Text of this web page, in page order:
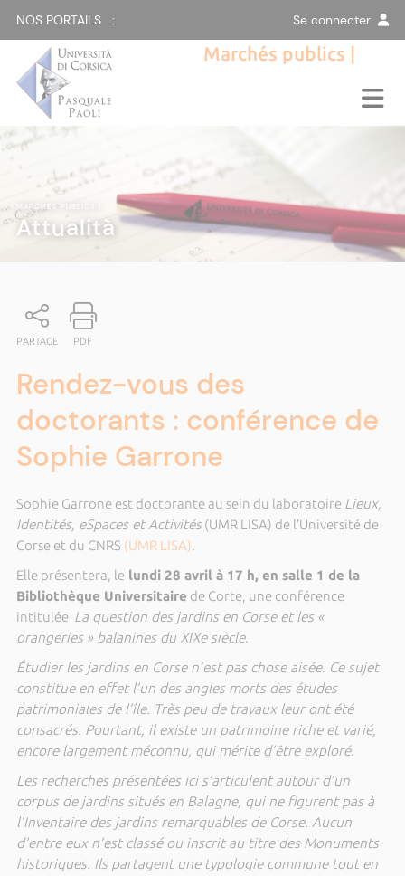
NOS PORTAILS : Se connecter
Marchés publics |
MARCHÉS PUBLICS
Attualità
PARTAGE PDF
Rendez-vous des
doctorants : conférence de
Sophie Garrone
Sophie Garrone est doctorante au sein du laboratoire Lieux,
Identités, eSpaces et Activités(UMR LISA) de l’Université de
Corse et du CNRS (UMR LISA).
Elle présentera, lelundi 28 avril à 17 h, en salle 1 de la
Bibliothèque Universitaire de Corte, une conférence
intitulée La question des jardins en Corse et les «
orangeries » balanines du XIXe siècle.
Étudier les jardins en Corse n’est pas chose aisée. Ce sujet
constitue en effet l’un des angles morts des études
patrimoniales de l’île. Très peu de travaux leur ont été
consacrés. Pourtant, il existe un patrimoine riche et varié,
encore largement méconnu, qui mérite d’être exploré.
Les recherches présentées ici s’articulent autour d’un
corpus de jardins situés en Balagne, qui ne figurent pas à
l’Inventaire des jardins remarquables de Corse. Aucun
d’entre eux n’est classé ou inscrit au titre des Monuments
historiques. Ils partagent une typologie commune tout en